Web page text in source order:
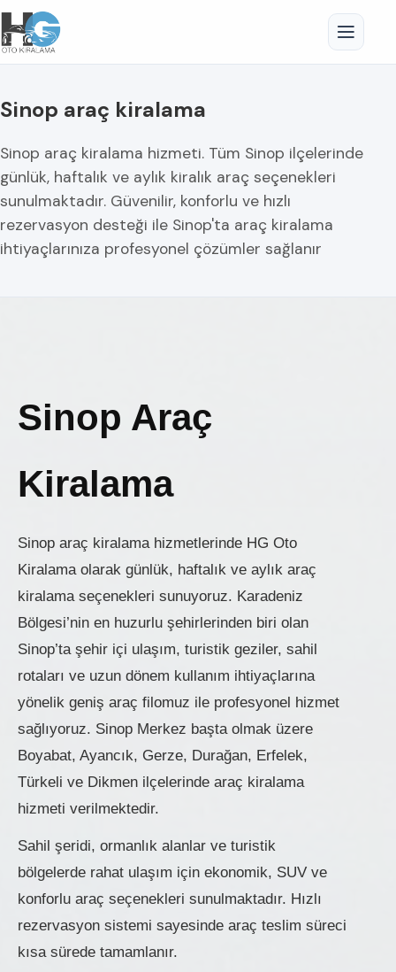
Sinop araç kiralama
Sinop araç kiralama hizmeti. Tüm Sinop ilçelerinde
günlük, haftalık ve aylık kiralık araç seçenekleri
sunulmaktadır. Güvenilir, konforlu ve hızlı
rezervasyon desteği ile Sinop'ta araç kiralama
ihtiyaçlarınıza profesyonel çözümler sağlanır
Sinop Araç
Kiralama
Sinop araç kiralama hizmetlerinde HG Oto
Kiralama olarak günlük, haftalık ve aylık araç
kiralama seçenekleri sunuyoruz. Karadeniz
Bölgesi’nin en huzurlu şehirlerinden biri olan
Sinop’ta şehir içi ulaşım, turistik geziler, sahil
rotaları ve uzun dönem kullanım ihtiyaçlarına
yönelik geniş araç filomuz ile profesyonel hizmet
sağlıyoruz. Sinop Merkez başta olmak üzere
Boyabat, Ayancık, Gerze, Durağan, Erfelek,
Türkeli ve Dikmen ilçelerinde araç kiralama
hizmeti verilmektedir.
Sahil şeridi, ormanlık alanlar ve turistik
bölgelerde rahat ulaşım için ekonomik, SUV ve
konforlu araç seçenekleri sunulmaktadır. Hızlı
rezervasyon sistemi sayesinde araç teslim süreci
kısa sürede tamamlanır.